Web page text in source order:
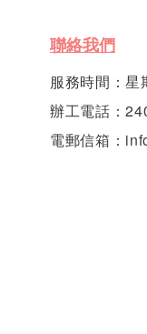
聯絡我們
服務時間：
辦工電話：
電郵信箱：